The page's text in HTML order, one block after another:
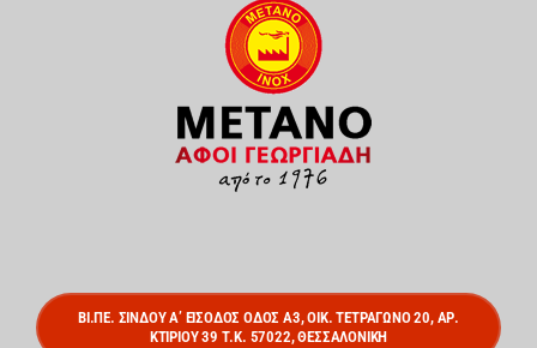
ΒΙ.ΠΕ. ΣΙΝΔΟΥ Α’ ΕΙΣΟΔΟΣ ΟΔΟΣ Α3, ΟΙΚ. ΤΕΤΡΑΓΩΝΟ 20, ΑΡ.
ΚΤΙΡΙΟΥ 39 Τ.Κ. 57022, ΘΕΣΣΑΛΟΝΙΚΗ